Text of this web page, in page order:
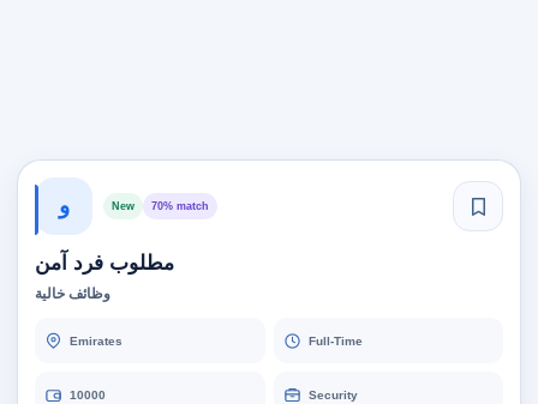
و New 70% match
مطلوب فرد آمن
وظائف خالية
Emirates Full-Time
10000 Security